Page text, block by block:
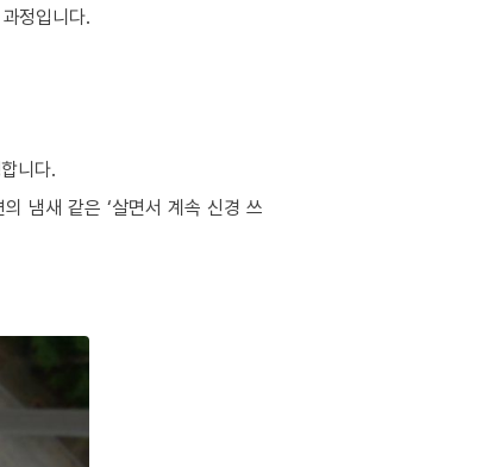
정입니다.
니다.
냄새 같은 ‘살면서 계속 신경 쓰